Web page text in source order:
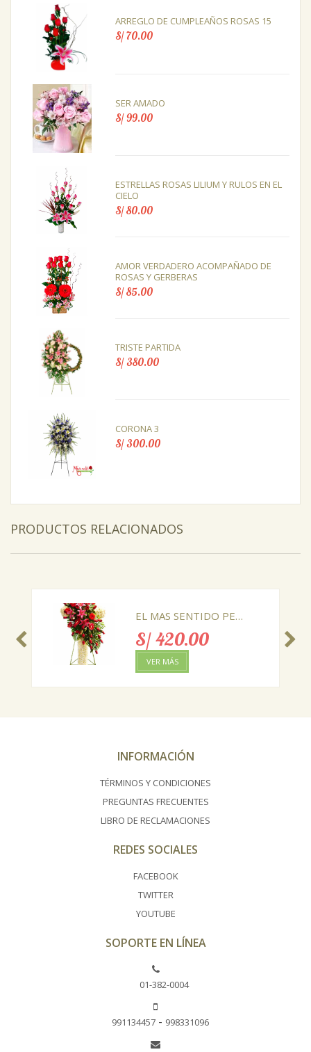
ARREGLO DE CUMPLEAÑOS ROSAS 15
S/ 70.00
SER AMADO
S/ 99.00
ESTRELLAS ROSAS LILIUM Y RULOS EN EL
CIELO
S/ 80.00
AMOR VERDADERO ACOMPAÑADO DE
ROSAS Y GERBERAS
S/ 85.00
TRISTE PARTIDA
S/ 380.00
CORONA 3
S/ 300.00
PRODUCTOS RELACIONADOS
EL MAS SENTIDO PESAME
S/ 420.00
VER MÁS
INFORMACIÓN
TÉRMINOS Y CONDICIONES
PREGUNTAS FRECUENTES
LIBRO DE RECLAMACIONES
REDES SOCIALES
FACEBOOK
TWITTER
YOUTUBE
SOPORTE EN LÍNEA
01-382-0004
991134457- 998331096